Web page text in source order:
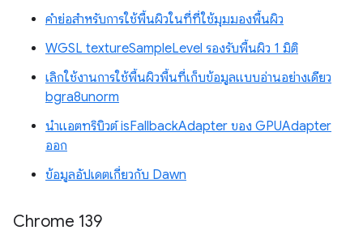
คำย่อสำหรับการใช้พื้นผิวในที่ที่ใช้มุมมองพื้นผิว
WGSL textureSampleLevel รองรับพื้นผิว 1 มิติ
เลิกใช้งานการใช้พื้นผิวพื้นที่เก็บข้อมูลแบบอ่านอย่างเดียว
bgra8unorm
นำแอตทริบิวต์ isFallbackAdapter ของ GPUAdapter
ออก
ข้อมูลอัปเดตเกี่ยวกับ Dawn
Chrome 139